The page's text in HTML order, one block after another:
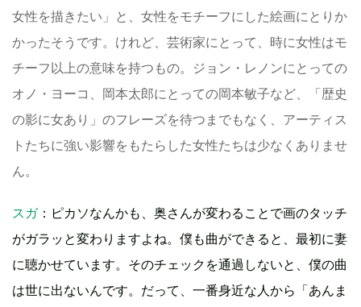
女性を描きたい」と、女性をモチーフにした絵画にとりか
かったそうです。けれど、芸術家にとって、時に女性はモ
チーフ以上の意味を持つもの。ジョン・レノンにとっての
オノ・ヨーコ、岡本太郎にとっての岡本敏子など、「歴史
の影に女あり」のフレーズを待つまでもなく、アーティス
トたちに強い影響をもたらした女性たちは少なくありませ
ん。
スガ：ピカソなんかも、奥さんが変わることで画のタッチ
がガラッと変わりますよね。僕も曲ができると、最初に妻
に聴かせています。そのチェックを通過しないと、僕の曲
は世に出ないんです。だって、一番身近な人から「あんま